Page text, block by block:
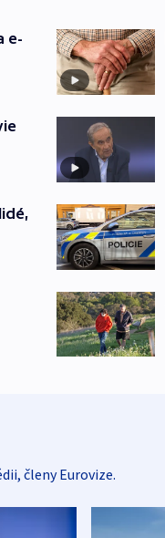
e-
členy Eurovize.